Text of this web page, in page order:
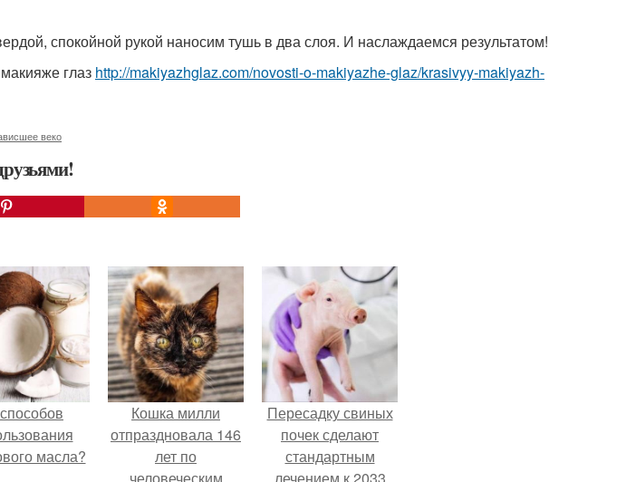
спокойной рукой наносим тушь в два слоя. И наслаждаемся результатом!
глаз http://makiyazhglaz.com/novosti-o-makiyazhe-glaz/krasivyy-makiyazh-
веко
масла?
Кошка милли
отпраздновала 146
лет по
Пересадку свиных
почек сделают
стандартным